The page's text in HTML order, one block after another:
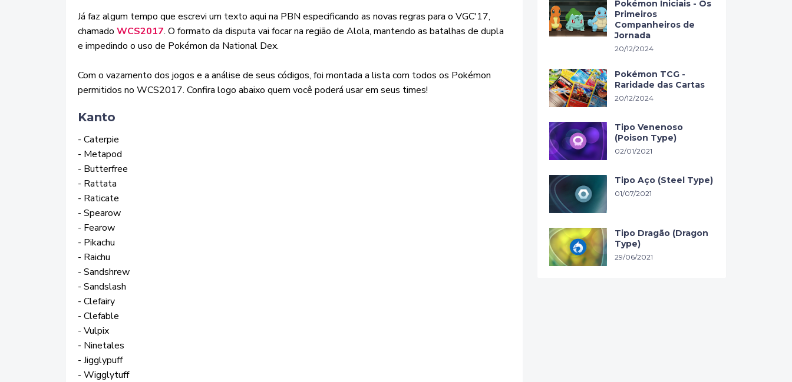
Já faz algum tempo que escrevi um texto aqui na PBN especificando as novas regras para o VGC'17,
chamado WCS2017. O formato da disputa vai focar na região de Alola, mantendo as batalhas de dupla
e impedindo o uso de Pokémon da National Dex.
Com o vazamento dos jogos e a análise de seus códigos, foi montada a lista com todos os Pokémon
permitidos no WCS2017. Confira logo abaixo quem você poderá usar em seus times!
Kanto
- Caterpie
- Metapod
- Butterfree
- Rattata
- Raticate
- Spearow
- Fearow
- Pikachu
- Raichu
- Sandshrew
- Sandslash
- Clefairy
- Clefable
- Vulpix
- Ninetales
- Jigglypuff
- Wigglytuff
Pokémon Iniciais - Os
Primeiros
Companheiros de
Jornada
20/12/2024
Pokémon TCG -
Raridade das Cartas
20/12/2024
Tipo Venenoso
(Poison Type)
02/01/2021
Tipo Aço (Steel Type)
01/07/2021
Tipo Dragão (Dragon
Type)
29/06/2021